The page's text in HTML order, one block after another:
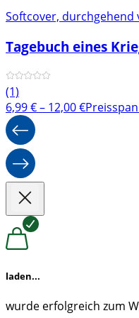
Softcover,
Tagebuch eines
(1)
6,99€– 12,00€
laden...
wurde erfolgreich zum